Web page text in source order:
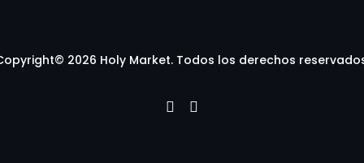
2026 Holy Market. Todos los derechos